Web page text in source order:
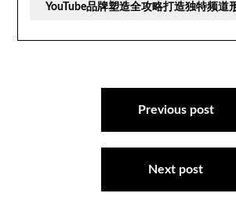
YouTube品牌塑造全攻略打造独特频道
Previous post
Next post